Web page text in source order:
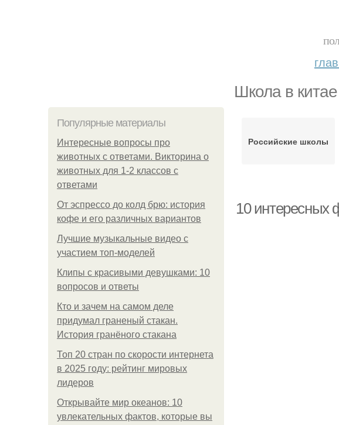
Школа в китае
Популярные материалы
Интересные вопросы про
животных с ответами. Викторина о
животных для 1-2 классов с
ответами
От эспрессо до колд брю: история
кофе и его различных вариантов
Лучшие музыкальные видео с
участием топ-моделей
Клипы с красивыми девушками: 10
вопросов и ответы
Кто и зачем на самом деле
придумал граненый стакан.
История гранёного стакана
Топ 20 стран по скорости интернета
в 2025 году: рейтинг мировых
лидеров
Открывайте мир океанов: 10
увлекательных фактов, которые вы
Российские школы
10 интересных